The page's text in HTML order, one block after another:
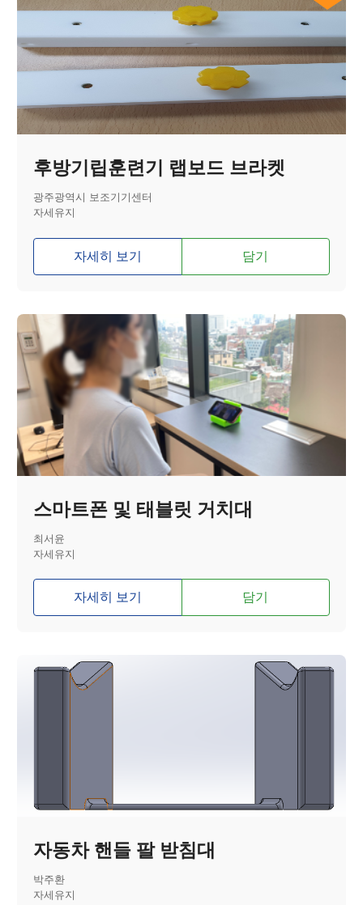
후방기립훈련기 랩보드 브라켓
광주광역시 보조기기센터
자세유지
자세히 보기 담기
스마트폰 및 태블릿 거치대
최서윤
자세유지
자세히 보기 담기
자동차 핸들 팔 받침대
박주환
자세유지